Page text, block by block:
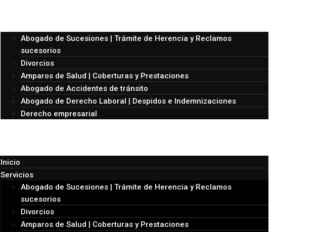
Abogado de Sucesiones | Trámite de Herencia y Reclamos
sucesorios
Divorcios
Amparos de Salud | Coberturas y Prestaciones
Abogado de Accidentes de tránsito
Abogado de Derecho Laboral | Despidos e Indemnizaciones
Derecho empresarial
Inicio
Servicios
Abogado de Sucesiones | Trámite de Herencia y Reclamos
sucesorios
Divorcios
Amparos de Salud | Coberturas y Prestaciones